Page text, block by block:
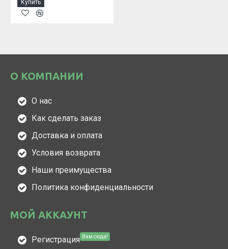
Купить
О КОМПАНИИ
О нас
Как сделать заказ
Доставка и оплата
Условия возврата
Наши преимущества
Политика конфиденциальности
МОЙ АККАУНТ
Регистрация Вам сюда!